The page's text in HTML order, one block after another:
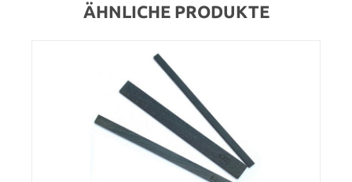
ÄHNLICHE PRODUKTE